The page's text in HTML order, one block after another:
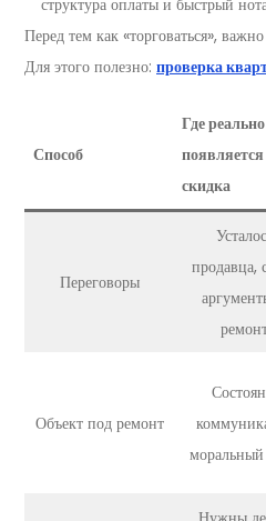
структура оплаты и быстрый
Перед тем как «торговаться»,
Для этого полезно: проверка
Способ
Где реально
появляется
скидка
Переговоры
продавца,
Объект под ремонт